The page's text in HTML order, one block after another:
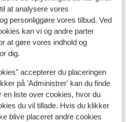
at analysere vores
personliggøre vores tilbud. Ved
kan vi og andre parter
at gøre vores indhold og
dig.
accepterer du placeringen
på 'Administrer' kan du finde
en liste over cookies, hvor du
du vil tillade. Hvis du klikker
blive placeret andre cookies
1000 meter
meter